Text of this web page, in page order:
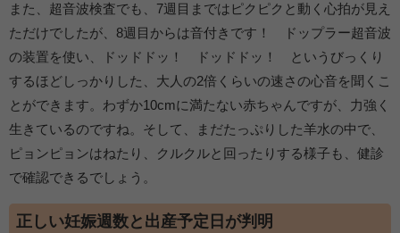
また、超音波検査でも、7週目まではピクピクと動く心拍が見え
ただけでしたが、8週目からは音付きです！ ドップラー超音波
の装置を使い、ドッドドッ！ ドッドドッ！ というびっくり
するほどしっかりした、大人の2倍くらいの速さの心音を聞くこ
とができます。わずか10cmに満たない赤ちゃんですが、力強く
生きているのですね。そして、まだたっぷりした羊水の中で、
ピョンピョンはねたり、クルクルと回ったりする様子も、健診
で確認できるでしょう。
正しい妊娠週数と出産予定日が判明